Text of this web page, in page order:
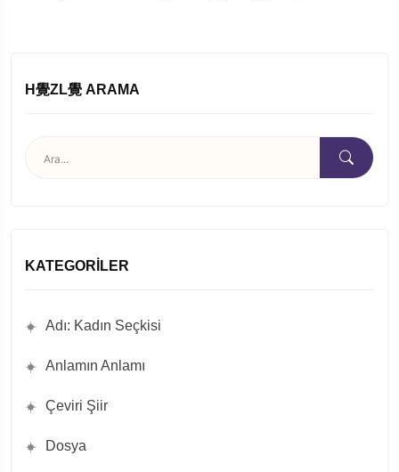
H覺ZL覺 ARAMA
KATEGORILER
Adı: Kadın Seçkisi
Anlamın Anlamı
Çeviri Şiir
Dosya